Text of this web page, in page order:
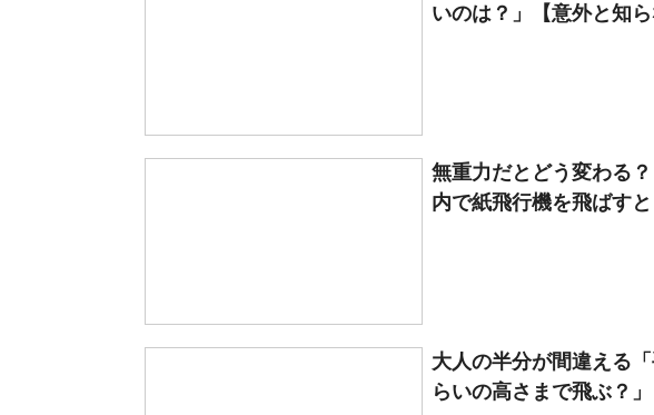
いのは？」【意外と知
無重力だとどう変わる
内で紙飛行機を飛ばす
大人の半分が間違える
らいの高さまで飛ぶ？